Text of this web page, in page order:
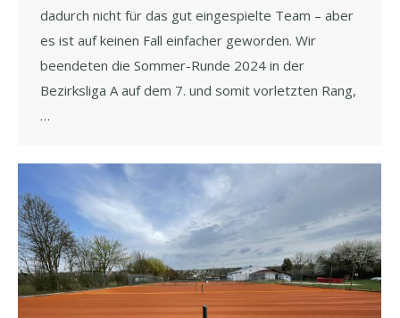
dadurch nicht für das gut eingespielte Team – aber
es ist auf keinen Fall einfacher geworden. Wir
beendeten die Sommer-Runde 2024 in der
Bezirksliga A auf dem 7. und somit vorletzten Rang,
…